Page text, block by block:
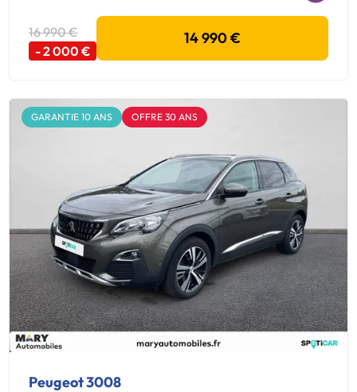
16 990 €
- 2 000 €
14 990 €
GARANTIE 10 ANS OFFRE 30 ANS
Peugeot 3008